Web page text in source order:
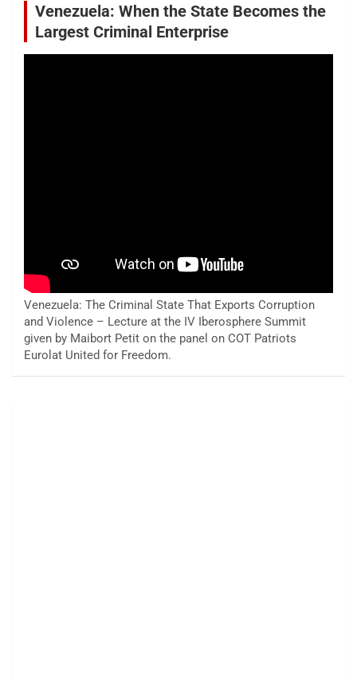
Venezuela: When the State Becomes the
Largest Criminal Enterprise
Venezuela: The Criminal State That Exports Corruption
and Violence – Lecture at the IV Iberosphere Summit
given by Maibort Petit on the panel on COT Patriots
Eurolat United for Freedom.